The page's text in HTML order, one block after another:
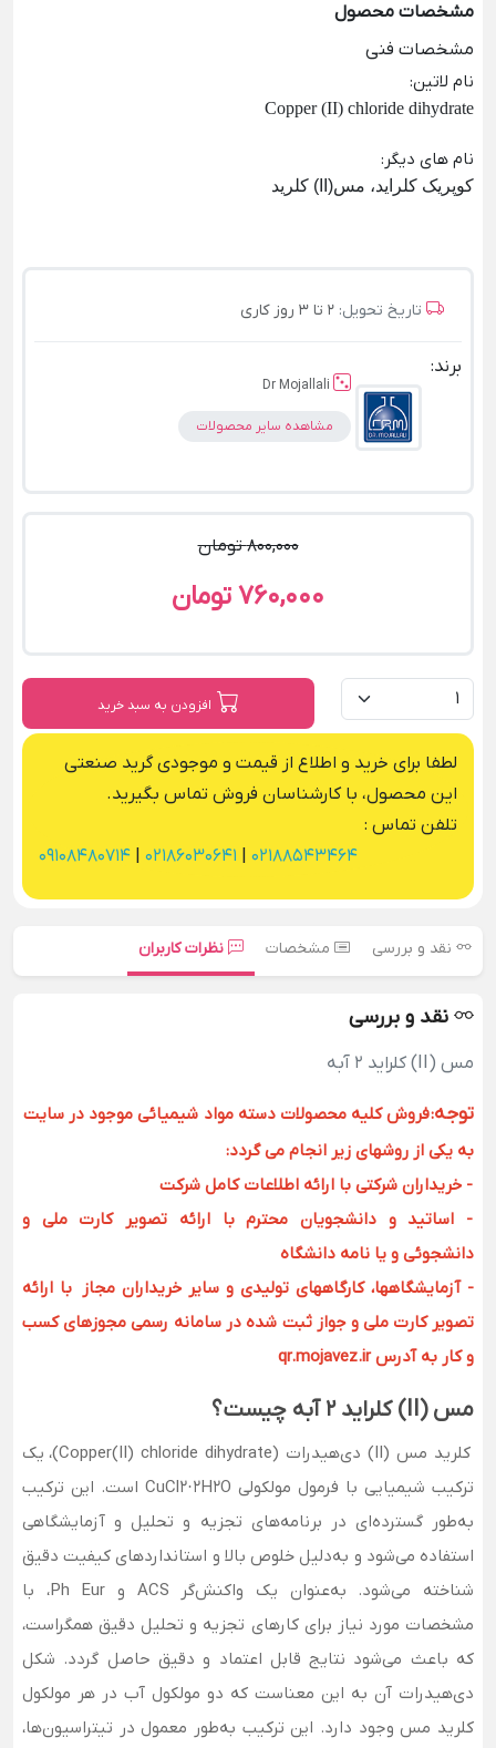
مشخصات محصول
مشخصات فنی
نام لاتین:
Copper (II) chloride dihydrate
نام های دیگر :
کوپریک کلراید، مس(II) کلرید
تاریخ تحویل: 2 تا 3 روز کاری
برند:
Dr Mojallali
مشاهده سایر محصولات
800,000 تومان
760,000 تومان
افزودن به سبد خرید
لطفا برای خرید و اطلاع از قیمت و موجودی گرید صنعتی
این محصول، با کارشناسان فروش تماس بگیرید.
تلفن تماس :
02188543464
02186030641
09108480714
نقد و بررسی مشخصات نظرات کاربران
نقد و بررسی
مس (II) کلراید 2 آبه
توجه:فروش کلیه محصولات دسته مواد شیمیائی موجود در سایت
به یکی از روشهای زیر انجام می گردد:
- خریداران شرکتی با ارائه اطلاعات کامل شرکت
- اساتید و دانشجویان محترم با ارائه تصویر کارت ملی و
دانشجوئی و یا نامه دانشگاه
- آزمایشگاهها، کارگاههای تولیدی و سایر خریداران مجاز با ارائه
تصویر کارت ملی و جواز ثبت شده در سامانه رسمی مجوزهای کسب
و کار به آدرس qr.mojavez.ir
مس (II) کلراید 2 آبه چیست؟
کلرید مس (II) دی‌هیدرات (Copper(II) chloride dihydrate)، یک
ترکیب شیمیایی با فرمول مولکولی CuCl2·2H2O است. این ترکیب
به‌طور گسترده‌ای در برنامه‌های تجزیه و تحلیل و آزمایشگاهی
استفاده می‌شود و به‌دلیل خلوص بالا و استانداردهای کیفیت دقیق
شناخته می‌شود. به‌عنوان یک واکنش‌گر ACS و Ph Eur، با
مشخصات مورد نیاز برای کارهای تجزیه و تحلیل دقیق همگراست،
که باعث می‌شود نتایج قابل اعتماد و دقیق حاصل گردد. شکل
دی‌هیدرات آن به این معناست که دو مولکول آب در هر مولکول
کلرید مس وجود دارد. این ترکیب به‌طور معمول در تیتراسیون‌ها،